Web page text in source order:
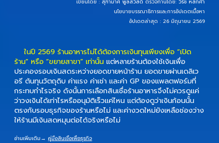
นโยบายบรรณาธิการและการอัปเดตเนื้อหา
อัปเดตล่าสุด : 26 มิถุนายน 2569
ในปี 2569 ร้านอาหารไม่ได้ต้องการเงินทุนเพียงเพื่อ “เปิด
ร้าน” หรือ “ขยายสาขา” เท่านั้น แต่หลายร้านต้องใช้เงินเพื่อ
ประคองรอบเงินสดระหว่างยอดขายหน้าร้าน ยอดขายผ่านเดลิเว
อรี ต้นทุนวัตถุดิบ ค่าแรง ค่าเช่า และค่า GP ของแพลตฟอร์มที่
กระทบกำไรจริง ดังนั้นการเลือกสินเชื่อร้านอาหารจึงไม่ควรดูแค่
ว่าวงเงินได้เท่าไรหรืออนุมัติเร็วแค่ไหน แต่ต้องดูว่าเงินก้อนนั้น
ตรงกับรอบธุรกิจของร้านหรือไม่ และค่างวดใหม่ยังเหลือช่องว่าง
ให้ร้านมีเงินสดหมุนต่อได้จริงหรือไม่
อ่านเพิ่มเติม→คู่มือสินเชื่อเพื่อธุรกิจ